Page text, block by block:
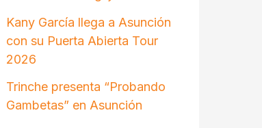
Kany García llega a Asunción
con su Puerta Abierta Tour
2026
Trinche presenta “Probando
Gambetas” en Asunción